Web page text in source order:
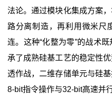
法论。通过模块化集成方案
路分离制造，再利用微米尺
连。这种“化整为零”的战术
承了成熟硅基工艺的稳定性
透作战，二维存储单元与硅
8-bit指令操作与32-bit高速并